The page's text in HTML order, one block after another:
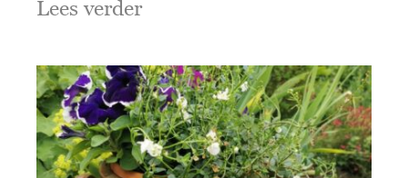
Lees verder